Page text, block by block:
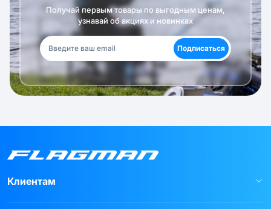
Получай первым товары по выгодным ценам,
узнавай об акциях и новинках
Подписаться
Клиентам